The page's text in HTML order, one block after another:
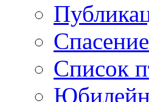
Список